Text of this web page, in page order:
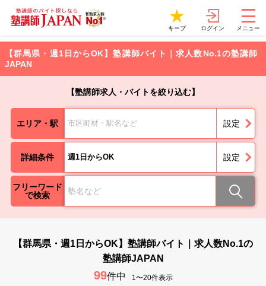
キープ ログイン メニュー
【群馬県・週1日からOK】塾講師バイト｜求人数No.1の塾講師
JAPAN
【塾講師求人・バイトを絞り込む】
エリア・駅 市区町材・駅名など 設定
詳細条件 週1日からOK 設定
フリーワード
で検索
【群馬県・週1日からOK】塾講師バイト｜求人数No.1の
塾講師JAPAN
99件中 1〜20件表示